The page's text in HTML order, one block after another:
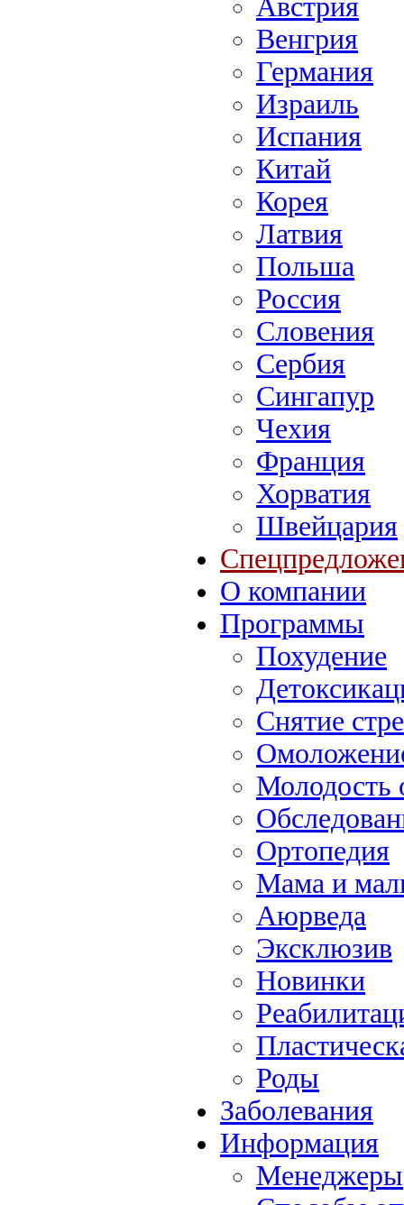
Австрия
Венгрия
Германия
Израиль
Испания
Китай
Корея
Латвия
Польша
Россия
Словения
Сербия
Сингапур
Чехия
Франция
Хорватия
Швейцария
О компании
Программы
Похудение
Снятие
Молодость
Ортопедия
Мама и
Аюрведа
Эксклюзив
Новинки
Роды
Заболевания
Информация
Менеджеры